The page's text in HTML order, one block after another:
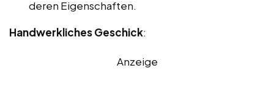
deren Eigenschaften.
Handwerkliches Geschick:
Anzeige